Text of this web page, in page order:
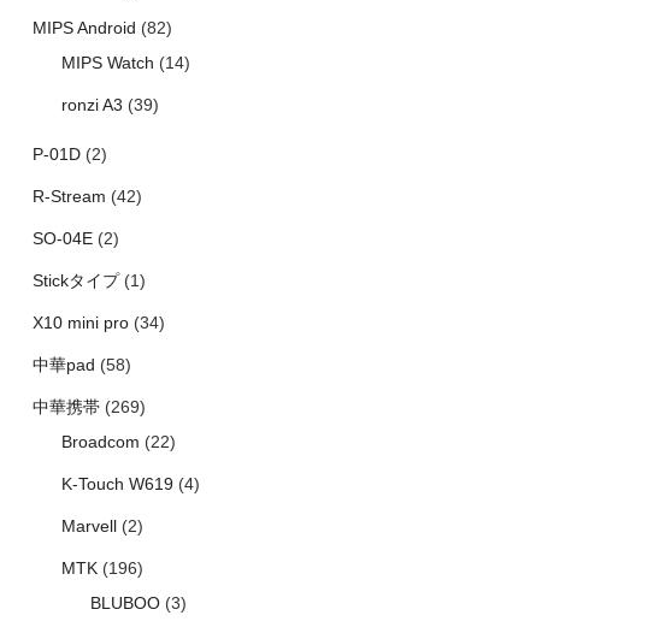
MIPS Android (82)
MIPS Watch (14)
ronzi A3 (39)
P-01D(2)
R-Stream (42)
SO-04E(2)
Stickタイプ(1)
X10 mini pro(34)
中華pad (58)
中華携帯(269)
Broadcom (22)
K-Touch W619(4)
Marvell(2)
MTK(196)
BLUBOO(3)